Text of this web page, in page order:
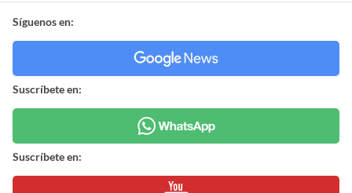
Síguenos en:
Suscríbete en:
Suscríbete en: